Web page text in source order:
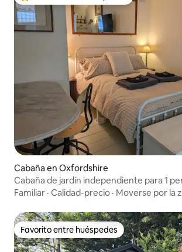
Cabaña en Oxfordshire
Cabaña de jardín independiente para 1
antes de las 16:00
Familiar · Calidad-precio · Moverse por la
Favorito entre huéspedes
Favorito entre huéspedes